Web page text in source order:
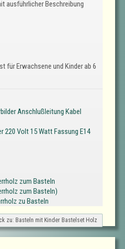
ausführlicher Beschreibung
für Erwachsene und Kinder ab 6
Anschlußleitung Kabel
220 Volt 15 Watt Fassung E14
zum Basteln
zum Basteln)
zu Basteln
zu: Basteln mit Kinder Bastelset Holz